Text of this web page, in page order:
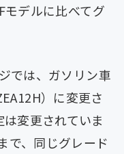
モデルに比べてグ
では、ガソリン車
）に変更さ
変更されていま
で、同じグレード